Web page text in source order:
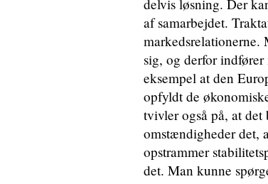
delvis løsning. Der
af samarbejdet.
sig, og derfor
eksempel at den
opfyldt de
tvivler også på, at
omstændigheder det,
opstrammer
det. Man kunne